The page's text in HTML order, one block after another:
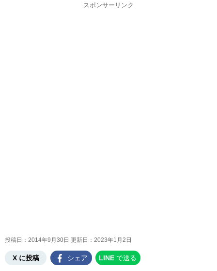
スポンサーリンク
投稿日：2014年9月30日 更新日： 2023年1月2日
X に投稿 シェア LINE で送る